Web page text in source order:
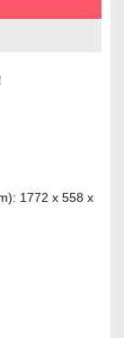
1772 x 558 x